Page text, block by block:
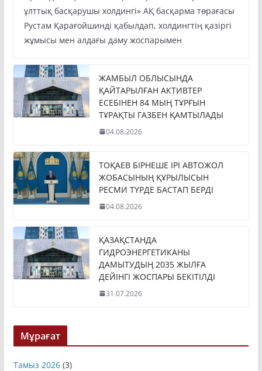
ұлттық басқарушы холдингі» АҚ басқарма төрағасы
Рустам Қарағойшинді қабылдап, холдингтің қазіргі
жұмысы мен алдағы даму жоспарымен
ЖАМБЫЛ ОБЛЫСЫНДА
ҚАЙТАРЫЛҒАН АКТИВТЕР
ЕСЕБІНЕН 84 МЫҢ ТҰРҒЫН
ТҰРАҚТЫ ГАЗБЕН ҚАМТЫЛАДЫ
04.08.2026
ТОҚАЕВ БІРНЕШЕ ІРІ АВТОЖОЛ
ЖОБАСЫНЫҢ ҚҰРЫЛЫСЫН
РЕСМИ ТҮРДЕ БАСТАП БЕРДІ
04.08.2026
ҚАЗАҚСТАНДА
ГИДРОЭНЕРГЕТИКАНЫ
ДАМЫТУДЫҢ 2035 ЖЫЛҒА
ДЕЙІНГІ ЖОСПАРЫ БЕКІТІЛДІ
31.07.2026
Мұрағат
Тамыз 2026(3)